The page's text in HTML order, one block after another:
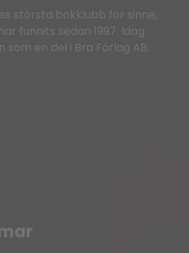
största bokklubb för sinne,
funnits sedan 1997. Idag
en del i Bra Förlag AB.